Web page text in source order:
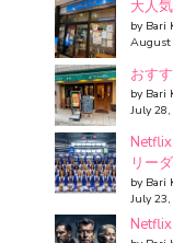
大人
by Bari
August
おす
by Bari
July
リー
by Bari
July